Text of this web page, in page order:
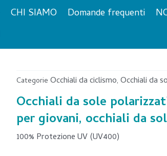
CHI SIAMO Domande frequenti
Categorie Occhiali da ciclismo, Occhiali da
Occhiali da sole
per giovani, occhiali da
100% Protezione UV (UV400)